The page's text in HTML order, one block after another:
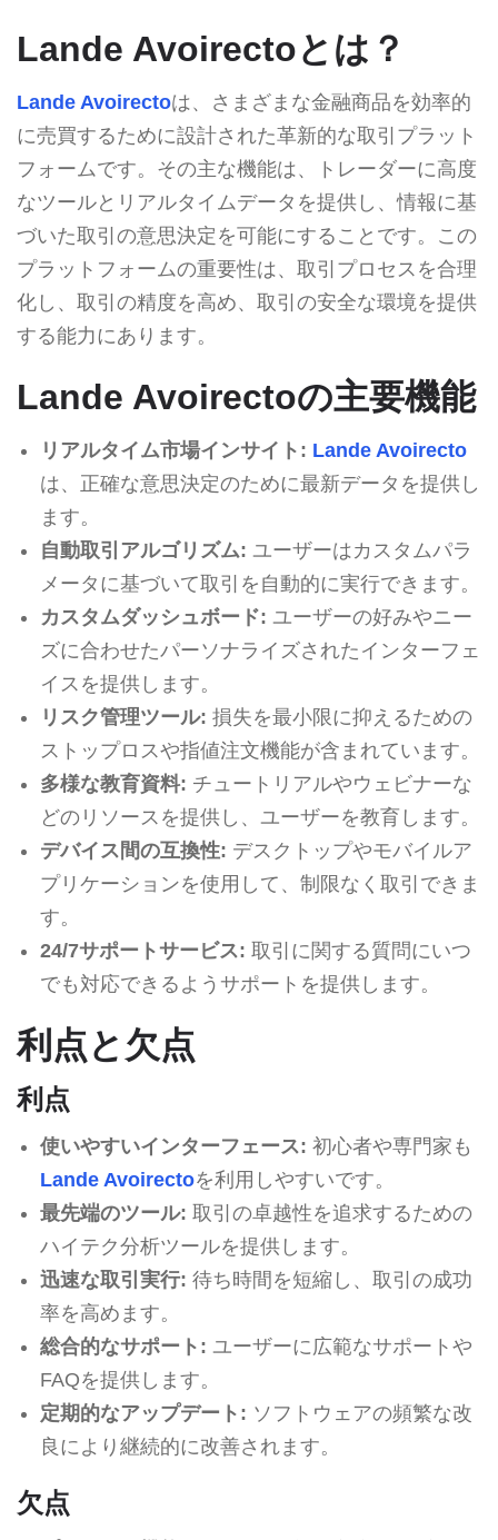
Lande Avoirectoとは？
Lande Avoirectoは、さまざまな金融商品を効率的
に売買するために設計された革新的な取引プラット
フォームです。その主な機能は、トレーダーに高度
なツールとリアルタイムデータを提供し、情報に基
づいた取引の意思決定を可能にすることです。この
プラットフォームの重要性は、取引プロセスを合理
化し、取引の精度を高め、取引の安全な環境を提供
する能力にあります。
Lande Avoirectoの主要機能
リアルタイム市場インサイト: Lande Avoirecto
は、正確な意思決定のために最新データを提供し
ます。
自動取引アルゴリズム: ユーザーはカスタムパラ
メータに基づいて取引を自動的に実行できます。
カスタムダッシュボード: ユーザーの好みやニー
ズに合わせたパーソナライズされたインターフェ
イスを提供します。
リスク管理ツール: 損失を最小限に抑えるための
ストップロスや指値注文機能が含まれています。
多様な教育資料: チュートリアルやウェビナーな
どのリソースを提供し、ユーザーを教育します。
デバイス間の互換性: デスクトップやモバイルア
プリケーションを使用して、制限なく取引できま
す。
24/7サポートサービス: 取引に関する質問にいつ
でも対応できるようサポートを提供します。
利点と欠点
利点
使いやすいインターフェース: 初心者や専門家も
Lande Avoirectoを利用しやすいです。
最先端のツール: 取引の卓越性を追求するための
ハイテク分析ツールを提供します。
迅速な取引実行: 待ち時間を短縮し、取引の成功
率を高めます。
総合的なサポート: ユーザーに広範なサポートや
FAQを提供します。
定期的なアップデート: ソフトウェアの頻繁な改
良により継続的に改善されます。
欠点